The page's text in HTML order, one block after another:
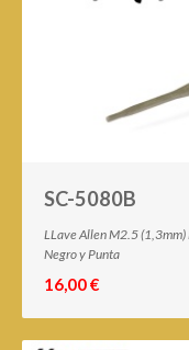
SC-5080B
LLave Allen M2.5
Negro y Punta
16,00 €